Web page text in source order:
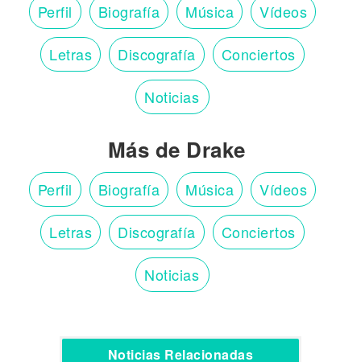
Perfil Biografía Música Vídeos
Letras Discografía Conciertos
Noticias
Más de Drake
Perfil Biografía Música Vídeos
Letras Discografía Conciertos
Noticias
Noticias Relacionadas